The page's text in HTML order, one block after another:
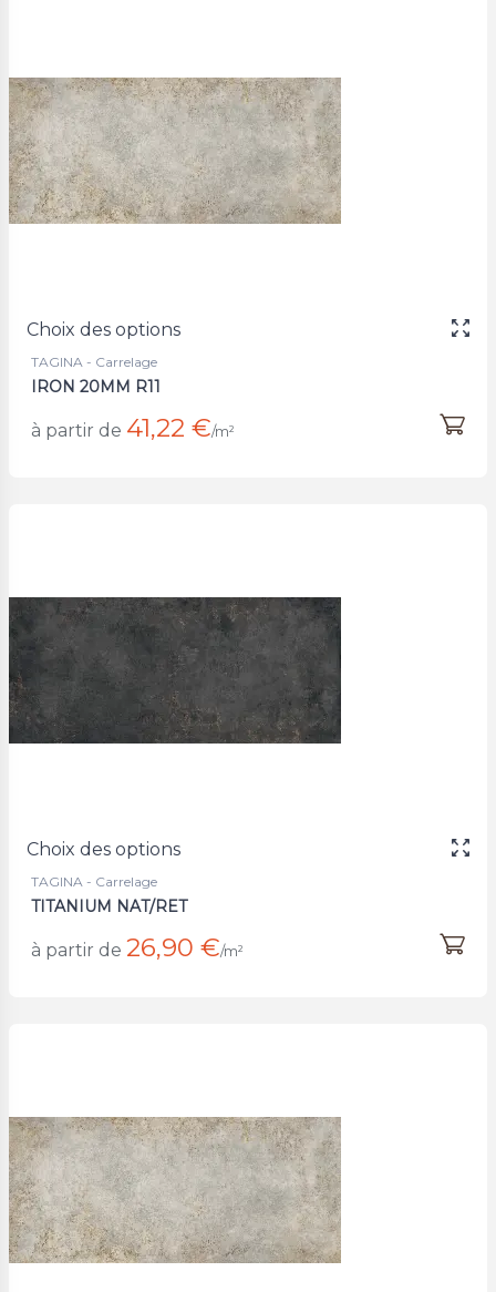
Choix des options
TAGINA - Carrelage
IRON 20MM R11
à partir de 41,22 €/m²
Choix des options
TAGINA - Carrelage
TITANIUM NAT/RET
à partir de 26,90 €/m²